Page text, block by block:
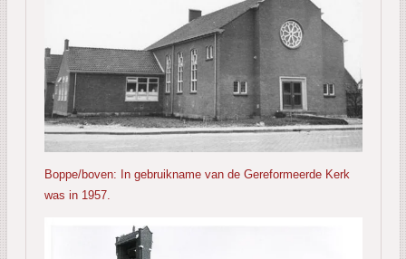
Boppe/boven: In gebruikname van de Gereformeerde Kerk
was in 1957.